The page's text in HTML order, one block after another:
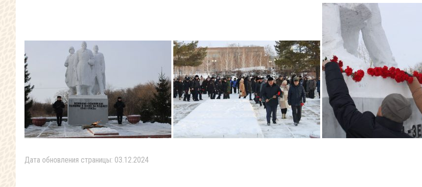
Дата обновления страницы: 03.12.2024